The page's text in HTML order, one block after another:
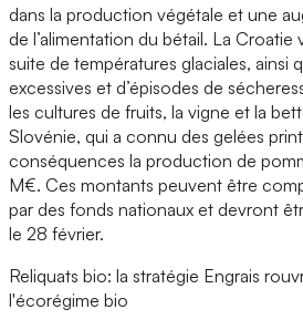
dans la production végétale et une
de l’alimentation du bétail. La
suite de températures glaciales, ainsi
excessives et d’épisodes de
les cultures de fruits, la vigne et la
Slovénie, qui a connu des gelées
conséquences la production de
M€. Ces montants peuvent être
par des fonds nationaux et devront
le 28 février.
Reliquats bio: la stratégie Engrais
l'écorégime bio